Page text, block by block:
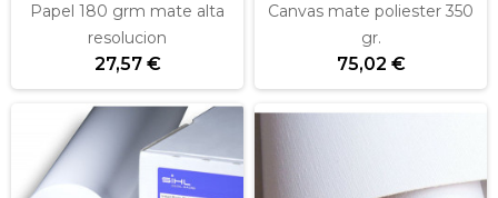
Papel 180 grm mate alta
resolucion
27,57 €
Canvas mate poliester 350
gr.
75,02 €